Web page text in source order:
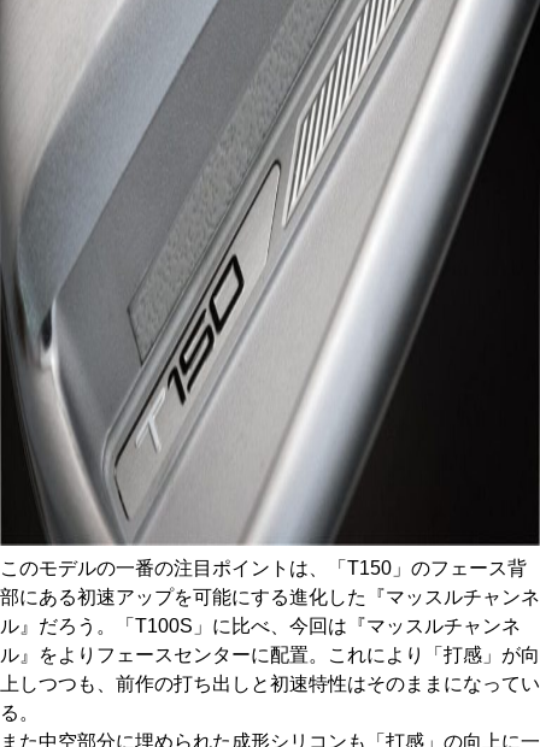
このモデルの一番の注目ポイントは、「T150」のフェース背
部にある初速アップを可能にする進化した『マッスルチャンネ
ル』だろう。「T100S」に比べ、今回は『マッスルチャンネ
ル』をよりフェースセンターに配置。これにより「打感」が向
上しつつも、前作の打ち出しと初速特性はそのままになってい
る。
また中空部分に埋められた成形シリコンも「打感」の向上に一